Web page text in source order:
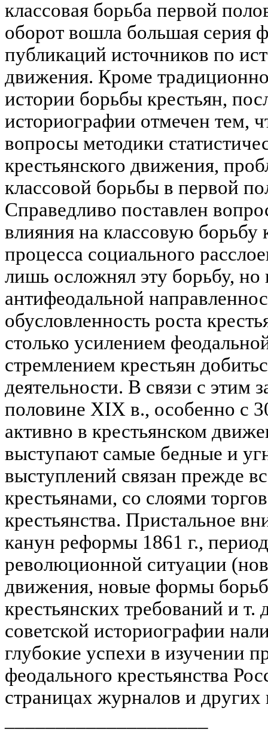
классовая борьба первой
оборот вошла большая серия
публикаций источников по
движения. Кроме
истории борьбы крестьян,
историографии отмечен тем,
вопросы методики
крестьянского движения,
классовой борьбы в первой
Справедливо поставлен
влияния на классовую борьбу
процесса социального
лишь осложнял эту борьбу, но
антифеодальной
обусловленность роста
столько усилением
стремлением крестьян
деятельности. В связи с этим
половине XIX в., особенно с
активно в крестьянском
выступают самые бедные и
выступлений связан прежде
крестьянами, со слоями
крестьянства. Пристальное
канун реформы 1861 г.,
революционной ситуации
движения, новые формы
крестьянских требований и
советской историографии
глубокие успехи в изучении
феодального крестьянства
страницах журналов и других